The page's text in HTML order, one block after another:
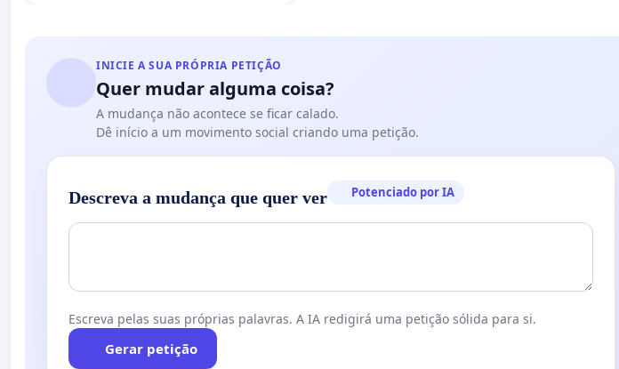
INICIE A SUA PRÓPRIA PETIÇÃO
Quer mudar alguma coisa?
A mudança não acontece se ficar calado.
Dê início a um movimento social criando uma petição.
Descreva a mudança que quer ver Potenciado por IA
Escreva pelas suas próprias palavras. A IA redigirá uma petição sólida para si.
Gerar petição